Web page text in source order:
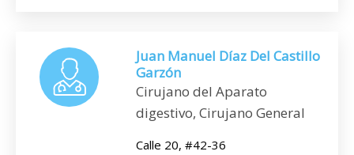
Juan Manuel Díaz Del Castillo
Garzón
Cirujano del Aparato
digestivo, Cirujano General
Calle 20, #42-36